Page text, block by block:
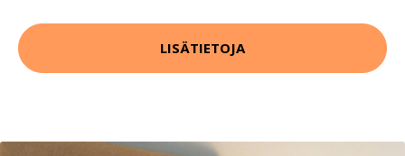
LISÄTIETOJA